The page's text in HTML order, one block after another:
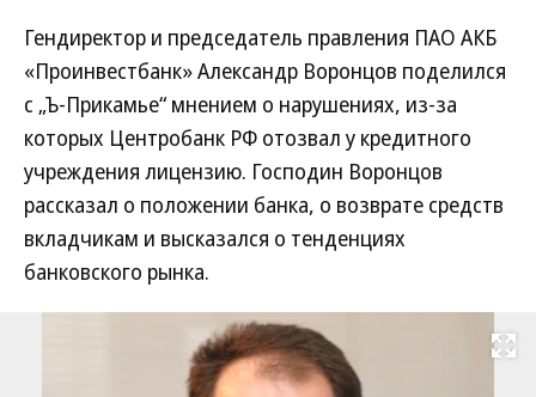
Гендиректор и председатель правления ПАО АКБ
«Проинвестбанк» Александр Воронцов поделился
с „Ъ-Прикамье“ мнением о нарушениях, из-за
которых Центробанк РФ отозвал у кредитного
учреждения лицензию. Господин Воронцов
рассказал о положении банка, о возврате средств
вкладчикам и высказался о тенденциях
банковского рынка.
Развернуть